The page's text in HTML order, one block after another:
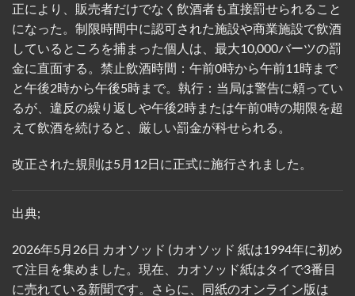
正により、販売者だけでなく飲酒者も直接罰せられること
になった。制限時間中に認可された施設や商業施設で飲酒
しているところを捕まった個人は、最大10,000バーツの罰
金に直面する。禁止飲酒時間：午前0時から午前11時まで
と午後2時から午後5時まで。執行：当局は警告に頼ってい
るが、違反の繰り返しや午後2時または午前0時の期限を超
えて飲酒を続けると、厳しい罰金が科せられる。
改正された規則は5月12日に正式に施行されました。
出典;
2026年5月26日 カオソッド (カオソッド 紙は1994年に初め
て注目を集めました。現在、カオソッド紙はタイで3番目
に売れている新聞です。さらに、同紙のオンライン版は